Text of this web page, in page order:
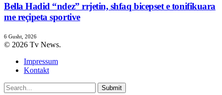
Bella Hadid “ndez” rrjetin, shfaq bicepset e tonifikuara
me reçipeta sportive
6 Gusht, 2026
© 2026 Tv News.
Impressum
Kontakt
Submit